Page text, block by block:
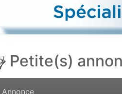
Petite(s)
Annonce